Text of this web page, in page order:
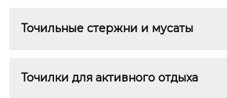
Точильные стержни и мусаты
Точилки для активного отдыха